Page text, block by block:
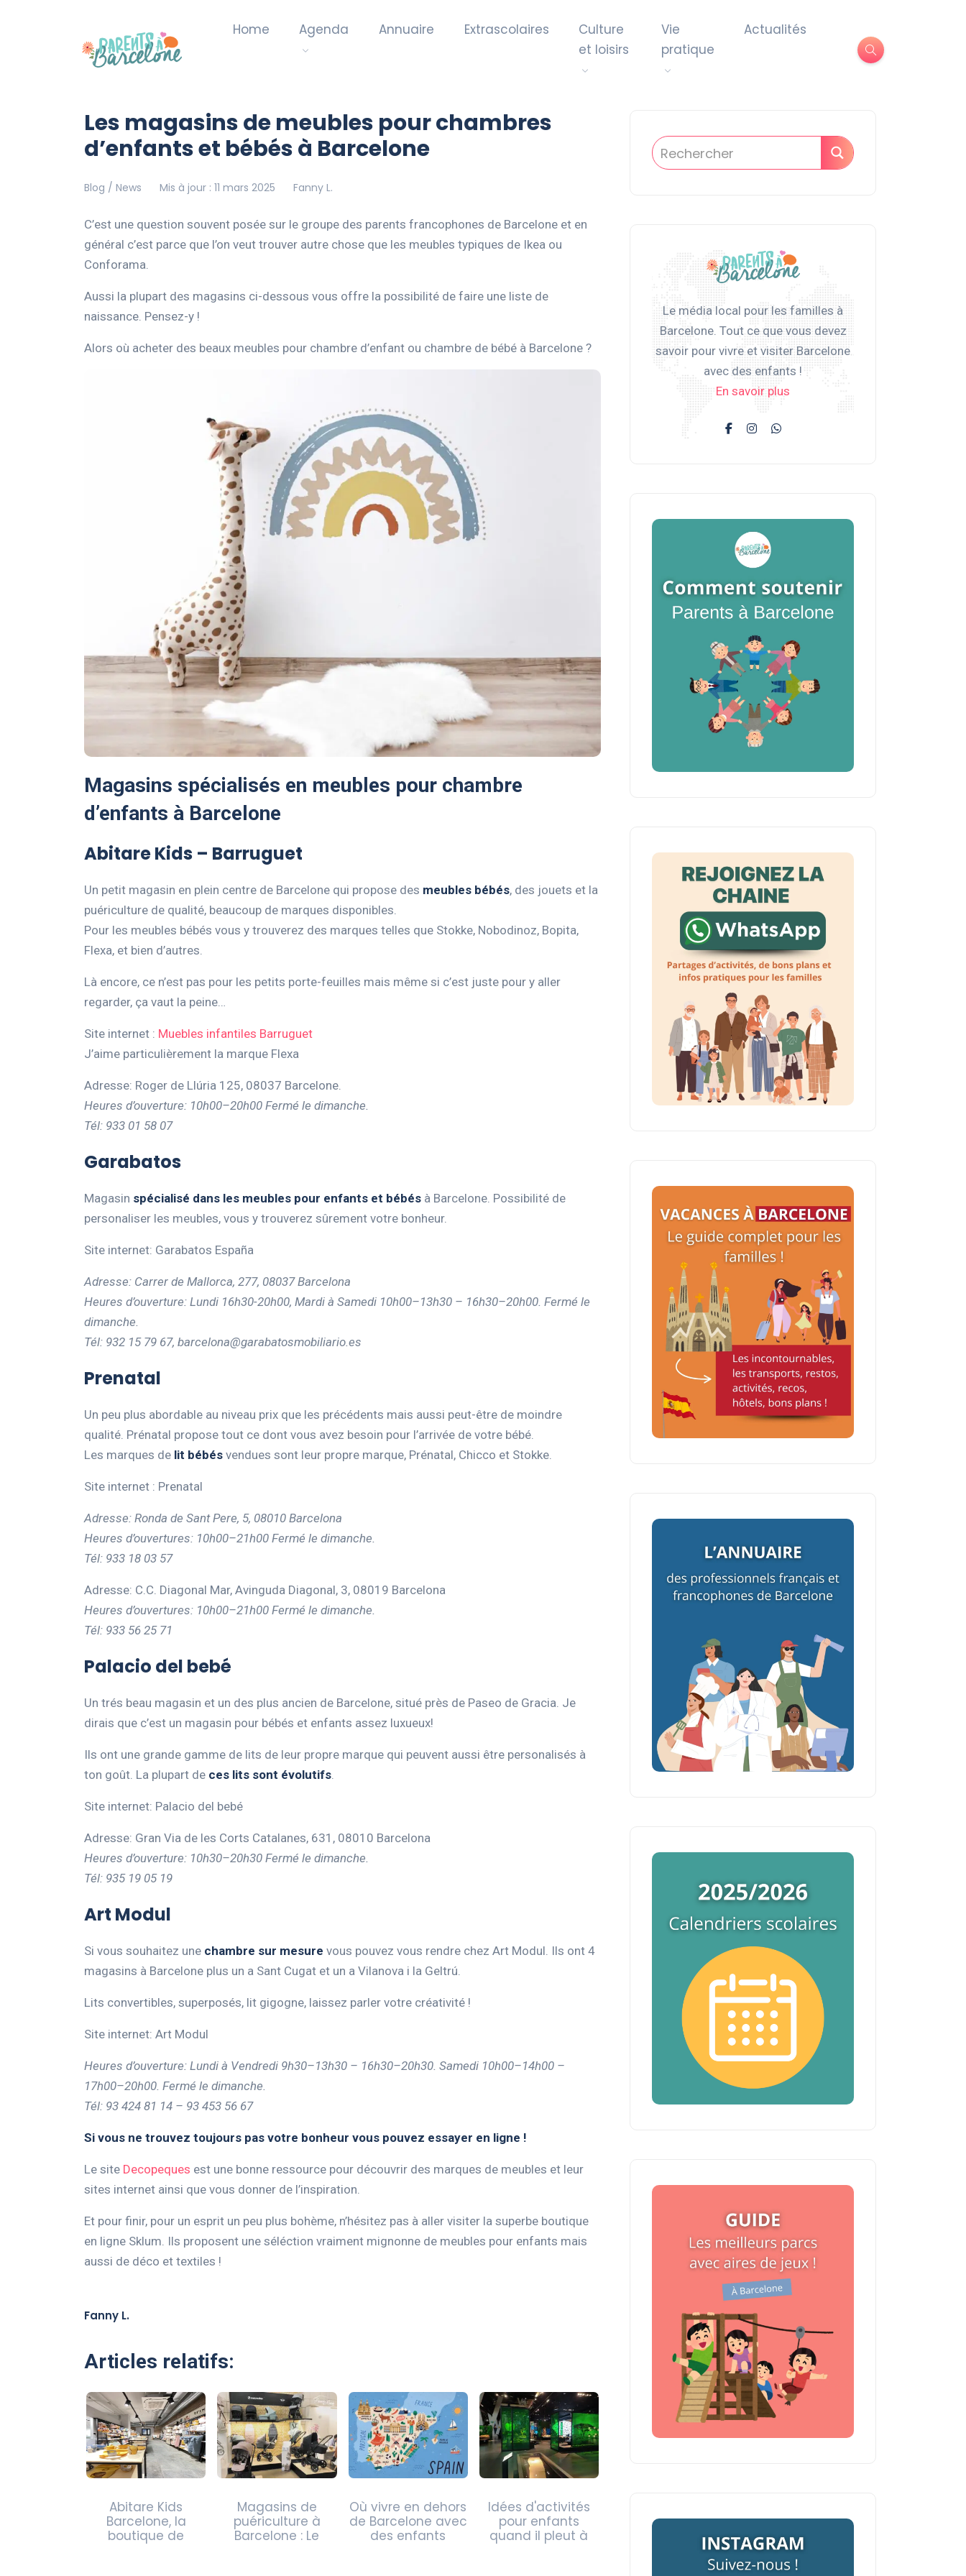
Home Agenda Annuaire Extrascolaires
Culture
et loisirs
Vie
pratique
Actualités
Les magasins de meubles pour chambres
d’enfants et bébés à Barcelone
Blog / News Mis à jour : 11 mars 2025 Fanny L.
C’est une question souvent posée sur le groupe des parents francophones de Barcelone et en
général c’est parce que l’on veut trouver autre chose que les meubles typiques de Ikea ou
Conforama.
Aussi la plupart des magasins ci-dessous vous offre la possibilité de faire une liste de
naissance. Pensez-y !
Alors où acheter des beaux meubles pour chambre d’enfant ou chambre de bébé à Barcelone ?
Magasins spécialisés en meubles pour chambre
d’enfants à Barcelone
Abitare Kids – Barruguet
Un petit magasin en plein centre de Barcelone qui propose des meubles bébés, des jouets et la
puériculture de qualité, beaucoup de marques disponibles.
Pour les meubles bébés vous y trouverez des marques telles que Stokke, Nobodinoz, Bopita,
Flexa, et bien d’autres.
Là encore, ce n’est pas pour les petits porte-feuilles mais même si c’est juste pour y aller
regarder, ça vaut la peine…
Site internet : Muebles infantiles Barruguet
J’aime particulièrement la marque Flexa
Adresse: Roger de Llúria 125, 08037 Barcelone.
Heures d’ouverture: 10h00–20h00 Fermé le dimanche.
Tél: 933 01 58 07
Garabatos
Magasin spécialisé dans les meubles pour enfants et bébés à Barcelone. Possibilité de
personaliser les meubles, vous y trouverez sûrement votre bonheur.
Site internet: Garabatos España
Adresse: Carrer de Mallorca, 277, 08037 Barcelona
Heures d’ouverture: Lundi 16h30-20h00, Mardi à Samedi 10h00–13h30 – 16h30–20h00. Fermé le
dimanche.
Tél: 932 15 79 67, barcelona@garabatosmobiliario.es
Prenatal
Un peu plus abordable au niveau prix que les précédents mais aussi peut-être de moindre
qualité. Prénatal propose tout ce dont vous avez besoin pour l’arrivée de votre bébé.
Les marques de lit bébés vendues sont leur propre marque, Prénatal, Chicco et Stokke.
Site internet : Prenatal
Adresse: Ronda de Sant Pere, 5, 08010 Barcelona
Heures d’ouvertures: 10h00–21h00 Fermé le dimanche.
Tél: 933 18 03 57
Adresse: C.C. Diagonal Mar, Avinguda Diagonal, 3, 08019 Barcelona
Heures d’ouvertures: 10h00–21h00 Fermé le dimanche.
Tél: 933 56 25 71
Palacio del bebé
Un trés beau magasin et un des plus ancien de Barcelone, situé près de Paseo de Gracia. Je
dirais que c’est un magasin pour bébés et enfants assez luxueux!
Ils ont une grande gamme de lits de leur propre marque qui peuvent aussi être personalisés à
ton goût. La plupart de ces lits sont évolutifs.
Site internet: Palacio del bebé
Adresse: Gran Via de les Corts Catalanes, 631, 08010 Barcelona
Heures d’ouverture: 10h30–20h30 Fermé le dimanche.
Tél: 935 19 05 19
Art Modul
Si vous souhaitez une chambre sur mesure vous pouvez vous rendre chez Art Modul. Ils ont 4
magasins à Barcelone plus un a Sant Cugat et un a Vilanova i la Geltrú.
Lits convertibles, superposés, lit gigogne, laissez parler votre créativité !
Site internet: Art Modul
Heures d’ouverture: Lundi à Vendredi 9h30–13h30 – 16h30–20h30. Samedi 10h00–14h00 –
17h00–20h00. Fermé le dimanche.
Tél: 93 424 81 14 – 93 453 56 67
Si vous ne trouvez toujours pas votre bonheur vous pouvez essayer en ligne !
Le site Decopeques est une bonne ressource pour découvrir des marques de meubles et leur
sites internet ainsi que vous donner de l’inspiration.
Et pour finir, pour un esprit un peu plus bohème, n’hésitez pas à aller visiter la superbe boutique
en ligne Sklum. Ils proposent une séléction vraiment mignonne de meubles pour enfants mais
aussi de déco et textiles !
Fanny L.
Articles relatifs:
Abitare Kids
Barcelone, la
boutique de
Magasins de
puériculture à
Barcelone : Le
Où vivre en dehors
de Barcelone avec
des enfants
Idées d'activités
pour enfants
quand il pleut à
Le média local pour les familles à
Barcelone. Tout ce que vous devez
savoir pour vivre et visiter Barcelone
avec des enfants !
En savoir plus